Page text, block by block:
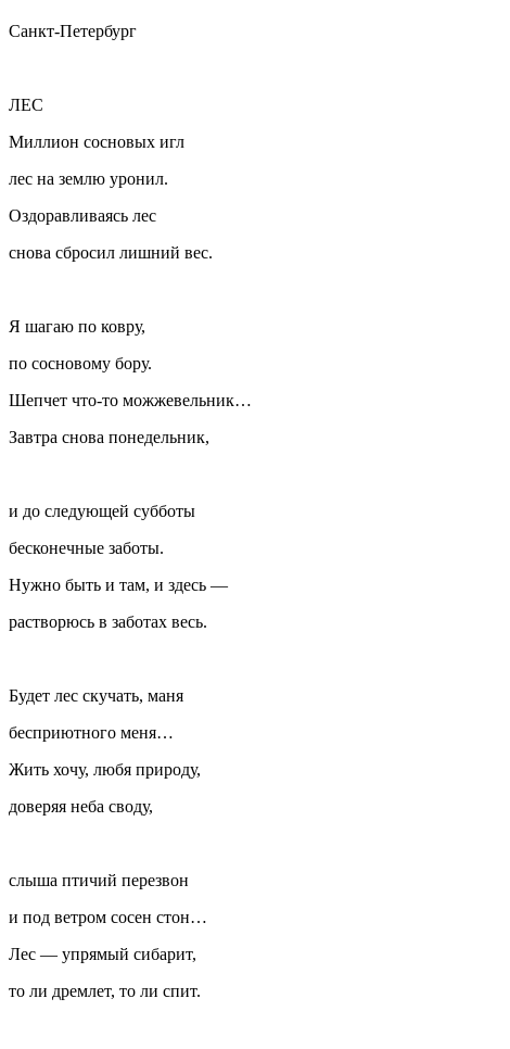
Санкт-Петербург
ЛЕС
Миллион сосновых игл
лес на землю уронил.
Оздоравливаясь лес
снова сбросил лишний вес.
Я шагаю по ковру,
по сосновому бору.
Шепчет что-то можжевельник…
Завтра снова понедельник,
и до следующей субботы
бесконечные заботы.
Нужно быть и там, и здесь —
растворюсь в заботах весь.
Будет лес скучать, маня
бесприютного меня…
Жить хочу, любя природу,
доверяя неба своду,
слыша птичий перезвон
и под ветром сосен стон…
Лес — упрямый сибарит,
то ли дремлет, то ли спит.